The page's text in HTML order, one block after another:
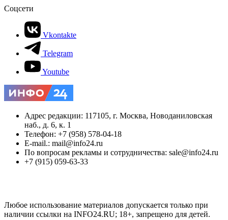
Соцсети
Vkontakte
Telegram
Youtube
Адрес редакции: 117105, г. Москва, Новоданиловская
наб., д. 6, к. 1
Телефон: +7 (958) 578-04-18
E-mail.: mail@info24.ru
По вопросам рекламы и сотрудничества: sale@info24.ru
+7 (915) 059-63-33
Любое использование материалов допускается только при
наличии ссылки на INFO24.RU; 18+, запрещено для детей.